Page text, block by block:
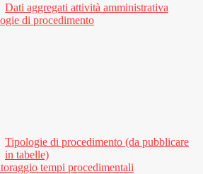
Dati aggregati attività amministrativa
di procedimento
Tipologie di procedimento (da pubblicare
in tabelle)
tempi procedimentali